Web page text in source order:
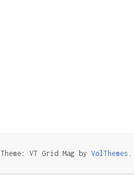
Theme: VT Grid Mag by VolThemes .